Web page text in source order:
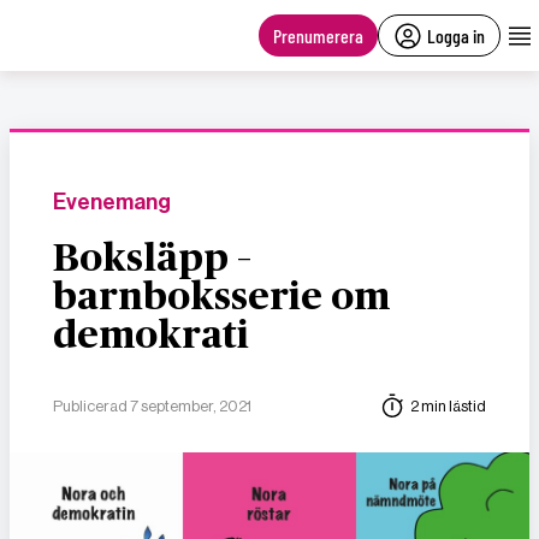
Prenumerera Logga in
Evenemang
Boksläpp –
barnboksserie om
demokrati
Publicerad 7 september, 2021 2 min lästid